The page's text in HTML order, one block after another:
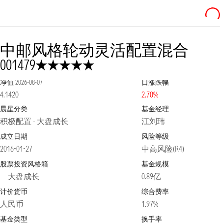
中邮风格轮动灵活配置混合
001479
5星
净值 2026-08-07
4.1420
日涨跌幅
2.70%
晨星分类
积极配置 - 大盘成长
基金经理
江刘玮
成立日期
2016-01-27
风险等级
中高风险(R4)
股票投资风格箱
大盘成长
基金规模
0.89亿
计价货币
人民币
综合费率
1.97%
基金类型 换手率